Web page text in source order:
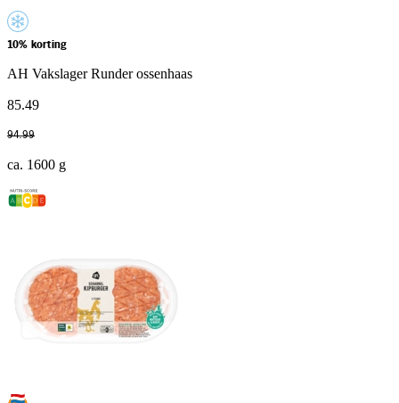
10% korting
AH Vakslager Runder ossenhaas
85.49
94.99
ca. 1600 g